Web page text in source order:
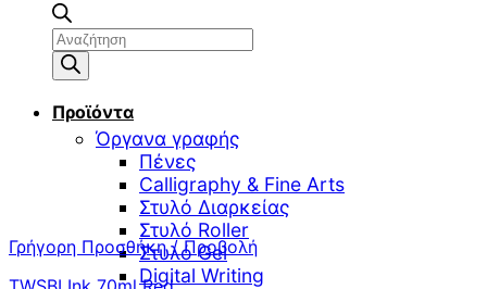
Αναζήτηση
προϊόντων
Προϊόντα
Όργανα γραφής
Πένες
Calligraphy & Fine Arts
Στυλό Διαρκείας
Στυλό Roller
Στυλό Gel
Digital Writing
Γρήγορη Προσθήκη / Προβολή